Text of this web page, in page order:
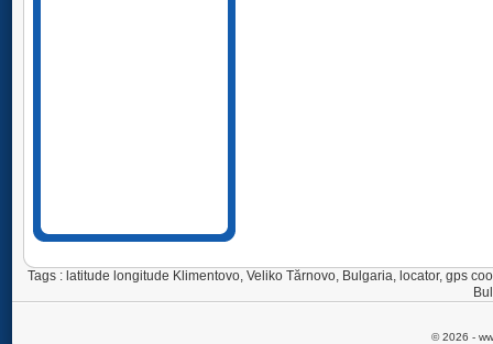
Tags : latitude longitude Klimentovo, Veliko Tărnovo, Bulgaria, locator, gps
© 2026 -